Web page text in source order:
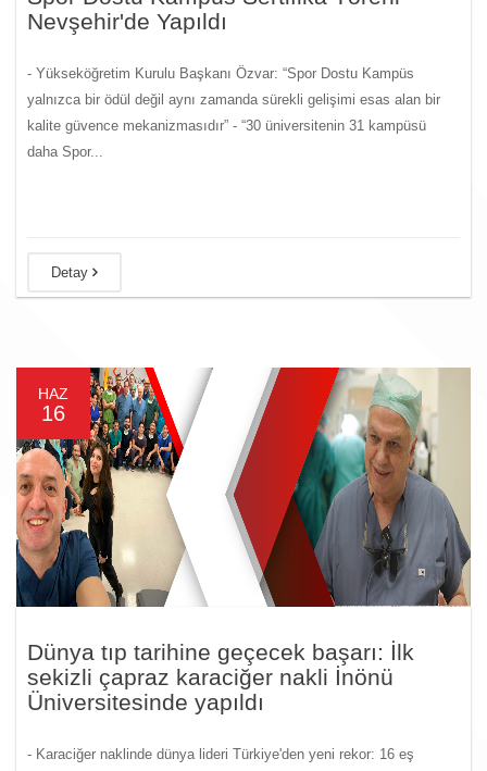
Nevşehir'de Yapıldı
- Yükseköğretim Kurulu Başkanı Özvar: “Spor Dostu Kampüs
yalnızca bir ödül değil aynı zamanda sürekli gelişimi esas alan bir
kalite güvence mekanizmasıdır” - “30 üniversitenin 31 kampüsü
daha Spor...
Detay
HAZ
16
Dünya tıp tarihine geçecek başarı: İlk
sekizli çapraz karaciğer nakli İnönü
Üniversitesinde yapıldı
- Karaciğer naklinde dünya lideri Türkiye'den yeni rekor: 16 eş